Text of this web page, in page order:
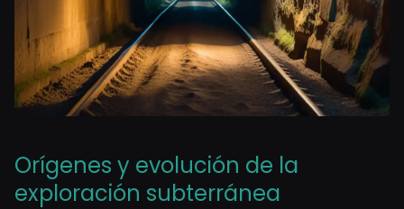
Orígenes y evolución de la
exploración subterránea